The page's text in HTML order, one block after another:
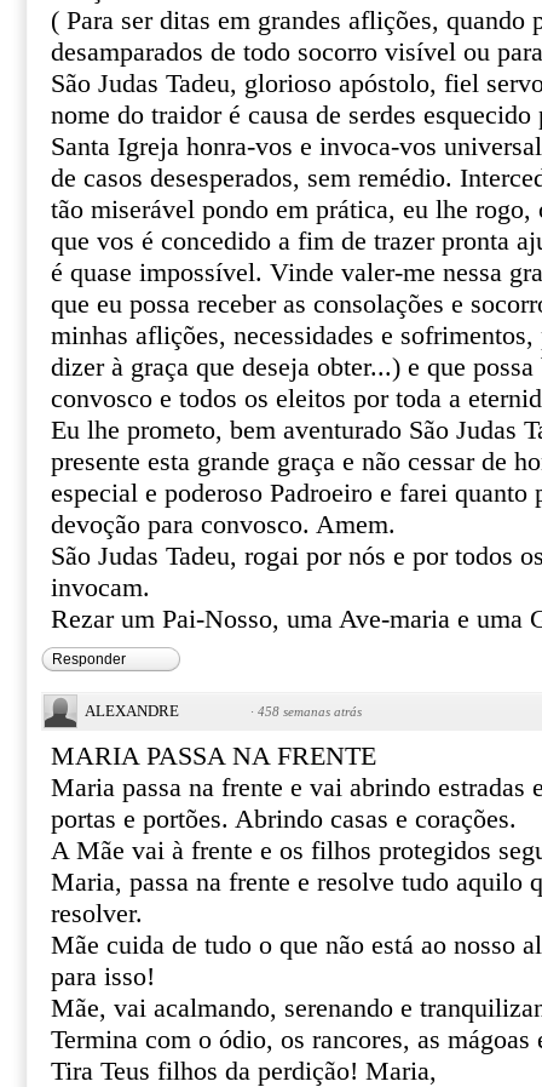
( Para ser ditas em grandes aflições, quando
desamparados de todo socorro visível ou
São Judas Tadeu, glorioso apóstolo, fiel
nome do traidor é causa de serdes
Santa Igreja honra-vos e invoca-vos
de casos desesperados, sem remédio.
tão miserável pondo em prática, eu lhe
que vos é concedido a fim de trazer pronta
é quase impossível. Vinde valer-me nessa
que eu possa receber as consolações e
minhas aflições, necessidades e
dizer à graça que deseja obter...) e que
convosco e todos os eleitos por toda a
Eu lhe prometo, bem aventurado São Judas
presente esta grande graça e não cessar de
especial e poderoso Padroeiro e farei quanto
devoção para convosco. Amem.
São Judas Tadeu, rogai por nós e por todos
invocam.
Rezar um Pai-Nosso, uma Ave-maria e uma
Responder
ALEXANDRE · 458 semanas atrás
MARIA PASSA NA FRENTE
Maria passa na frente e vai abrindo estradas
portas e portões. Abrindo casas e corações.
A Mãe vai à frente e os filhos protegidos
Maria, passa na frente e resolve tudo aquilo
resolver.
Mãe cuida de tudo o que não está ao nosso
para isso!
Mãe, vai acalmando, serenando e
Termina com o ódio, os rancores, as mágoas
Tira Teus filhos da perdição! Maria,